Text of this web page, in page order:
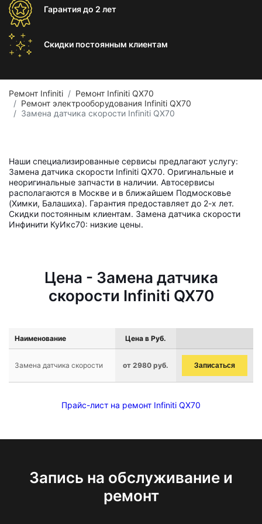
Гарантиядо 2 лет
Скидки постоянным клиентам
Ремонт Infiniti
Ремонт Infiniti QX70
Ремонт электрооборудования Infiniti QX70
Замена датчика скорости Infiniti QX70
Наши специализированные сервисы предлагают услугу:
Замена датчика скорости Infiniti QX70. Оригинальные и
неоригинальные запчасти в наличии. Автосервисы
располагаются в Москве и в ближайшем Подмосковье
(Химки, Балашиха). Гарантия предоставляет до 2-х лет.
Скидки постоянным клиентам. Замена датчика скорости
Инфинити КуИкс70: низкие цены.
Цена - Замена датчика
скорости Infiniti QX70
Наименование Цена в Руб.
Замена датчика скорости от 2980 руб. Записаться
Прайс-лист на ремонт Infiniti QX70
Запись на обслуживание и
ремонт